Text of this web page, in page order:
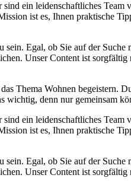
ein leidenschaftliches Team
ist es, Ihnen praktische
Egal, ob Sie auf der
Unser Content ist
Thema Wohnen begeistern.
denn nur gemeinsam
ein leidenschaftliches Team
ist es, Ihnen praktische
Egal, ob Sie auf der
Unser Content ist